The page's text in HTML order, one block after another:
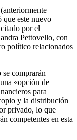
este nuevo
por el
Pettovello, con
político relacionados
se comprarán
«opción de
para
y la distribución
privado, lo que
competentes en esta